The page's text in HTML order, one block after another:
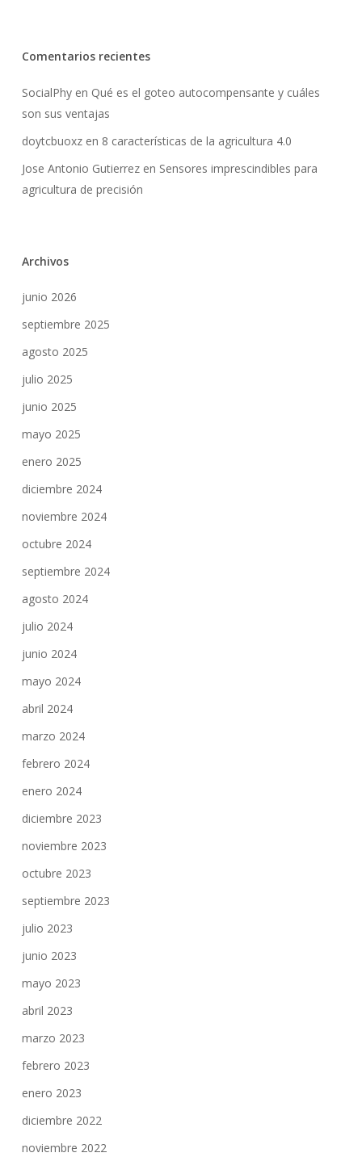
Comentarios recientes
SocialPhyen Qué es el goteo autocompensante y cuáles
son sus ventajas
doytcbuoxzen 8 características de la agricultura 4.0
Jose Antonio Gutierrezen Sensores imprescindibles para
agricultura de precisión
Archivos
junio 2026
septiembre 2025
agosto 2025
julio 2025
junio 2025
mayo 2025
enero 2025
diciembre 2024
noviembre 2024
octubre 2024
septiembre 2024
agosto 2024
julio 2024
junio 2024
mayo 2024
abril 2024
marzo 2024
febrero 2024
enero 2024
diciembre 2023
noviembre 2023
octubre 2023
septiembre 2023
julio 2023
junio 2023
mayo 2023
abril 2023
marzo 2023
febrero 2023
enero 2023
diciembre 2022
noviembre 2022